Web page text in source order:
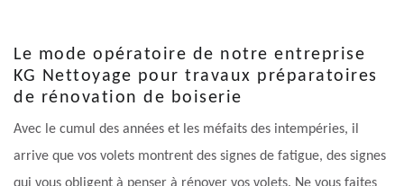
Le mode opératoire de notre entreprise
KG Nettoyage pour travaux préparatoires
de rénovation de boiserie
Avec le cumul des années et les méfaits des intempéries, il
arrive que vos volets montrent des signes de fatigue, des signes